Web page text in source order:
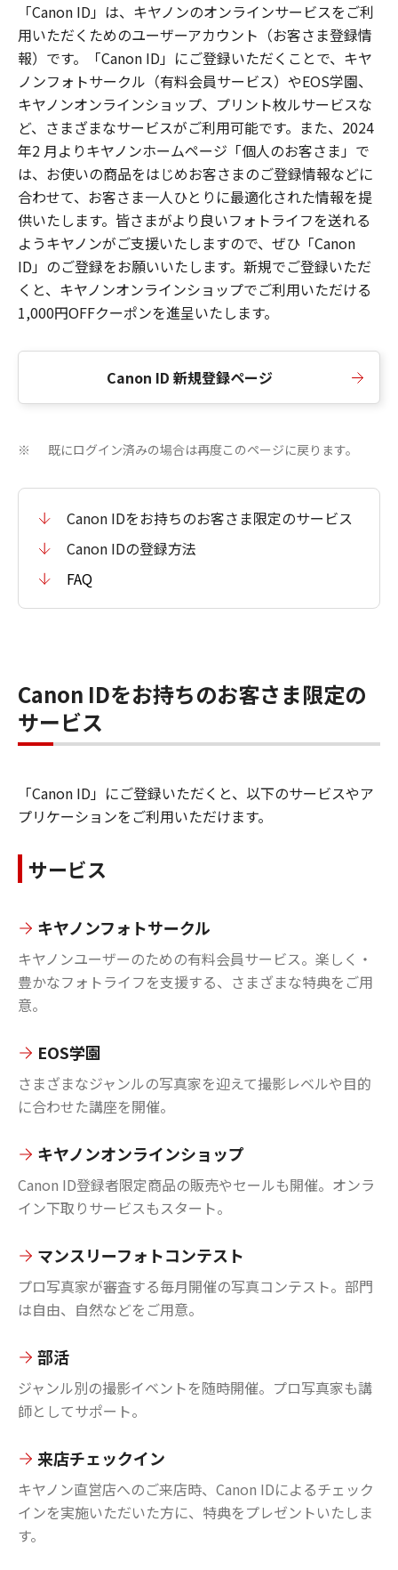
「Canon ID」は、キヤノンのオンラインサービスをご利
用いただくためのユーザーアカウント（お客さま登録情
報）です。「Canon ID」にご登録いただくことで、キヤ
ノンフォトサークル（有料会員サービス）やEOS学園、
キヤノンオンラインショップ、プリント枚ルサービスな
ど、さまざまなサービスがご利用可能です。また、2024
年2 月よりキヤノンホームページ「個人のお客さま」で
は、お使いの商品をはじめお客さまのご登録情報などに
合わせて、お客さま一人ひとりに最適化された情報を提
供いたします。皆さまがより良いフォトライフを送れる
ようキヤノンがご支援いたしますので、ぜひ「Canon
ID」のご登録をお願いいたします。新規でご登録いただ
くと、キヤノンオンラインショップでご利用いただける
1,000円OFFクーポンを進呈いたします。
Canon ID 新規登録ページ
※ 既にログイン済みの場合は再度このページに戻ります。
Canon IDをお持ちのお客さま限定のサービス
Canon IDの登録方法
FAQ
Canon IDをお持ちのお客さま限定の
サービス
「Canon ID」にご登録いただくと、以下のサービスやア
プリケーションをご利用いただけます。
サービス
キヤノンフォトサークル
キヤノンユーザーのための有料会員サービス。楽しく・
豊かなフォトライフを支援する、さまざまな特典をご用
意。
EOS学園
さまざまなジャンルの写真家を迎えて撮影レベルや目的
に合わせた講座を開催。
キヤノンオンラインショップ
Canon ID登録者限定商品の販売やセールも開催。オンラ
イン下取りサービスもスタート。
マンスリーフォトコンテスト
プロ写真家が審査する毎月開催の写真コンテスト。部門
は自由、自然などをご用意。
部活
ジャンル別の撮影イベントを随時開催。プロ写真家も講
師としてサポート。
来店チェックイン
キヤノン直営店へのご来店時、Canon IDによるチェック
インを実施いただいた方に、特典をプレゼントいたしま
す。